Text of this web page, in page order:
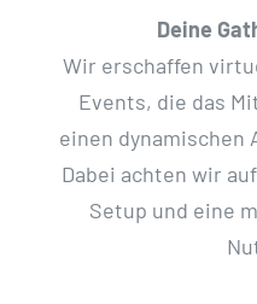
Deine
Wir erschaffen
Events, die das
einen dynamischen
Dabei achten wir
Setup und eine